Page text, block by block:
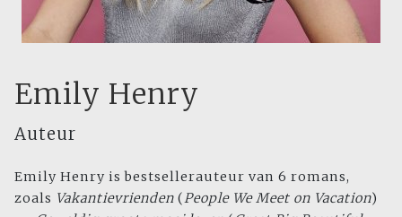
Emily Henry
Auteur
Emily Henry is bestsellerauteur van 6 romans,
zoals Vakantievrienden (People We Meet on Vacation)